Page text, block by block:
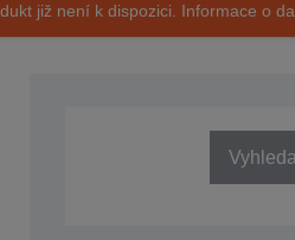
již není k dispozici. Informace o